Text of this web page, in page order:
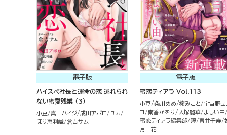
電子版
ハイスペ社長と運命の恋 逃れられ
ない蜜愛残業 （3）
小豆 真田ハイジ 成田アポロ
ユカ
ほり恵利織 倉吉サム
電子版
蜜恋ティアラ Vol.113
小豆 粂川めめ 櫁みこと
宇宙野ユ
コ
南香かをり 大塚麗華
よしい由
蜜恋ティアラ編集部
濘 青井千寿
月一花